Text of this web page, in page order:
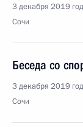
3 декабря 2019
Сочи
Беседа со
3 декабря 2019
Сочи